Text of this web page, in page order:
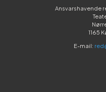
Ansvarshavende
1165
E-mail: